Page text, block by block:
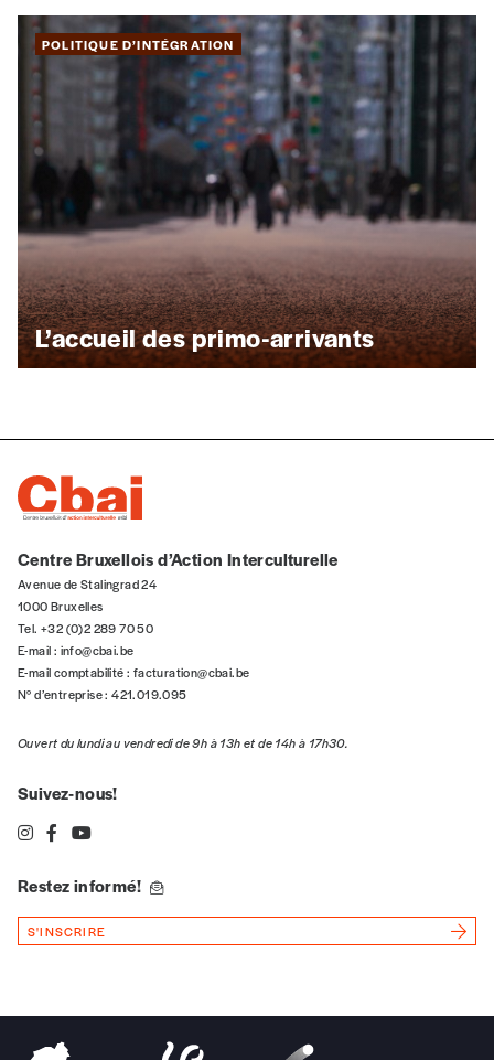
POLITIQUE D’INTÉGRATION
L’accueil des primo-arrivants
Centre Bruxellois d’Action Interculturelle
Avenue de Stalingrad 24
1000 Bruxelles
Tel. +32 (0)2 289 70 50
E-mail : info@cbai.be
E-mail comptabilité : facturation@cbai.be
N° d’entreprise : 421.019.095
Ouvert du lundi au vendredi de 9h à 13h et de 14h à 17h30.
Suivez-nous!
Restez informé!
S'INSCRIRE